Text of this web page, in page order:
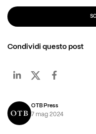
Condividi questo post
OTB Press
7 mag 2024